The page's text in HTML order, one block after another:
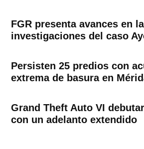
FGR presenta avances en
investigaciones del caso
Persisten 25 predios con
extrema de basura en
Grand Theft Auto VI
con un adelanto extendido